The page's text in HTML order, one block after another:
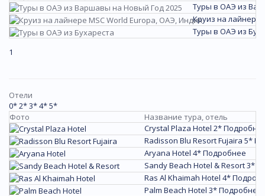
Туры в ОАЭ из
Круиз на лайнере
Туры в ОАЭ из
1
Отели
0*2*3*4*5*
Фото
Название тура, отель
Crystal Plaza Hotel 2*
Radisson Blu Resort Fujaira 5*
Aryana Hotel 4*Подробнее
Sandy Beach Hotel & Resort 3*
Ras Al Khaimah Hotel 4*
Palm Beach Hotel 3*Подробнее